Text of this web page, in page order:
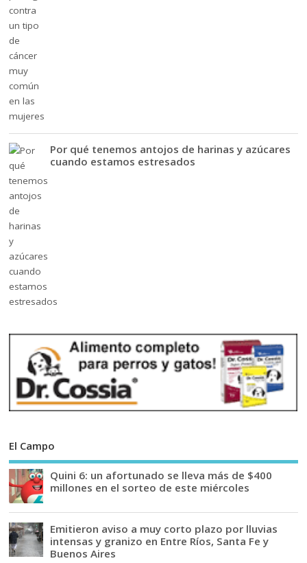
Por qué tenemos antojos de harinas y azúcares
cuando estamos estresados
El Campo
Quini 6: un afortunado se lleva más de $400
millones en el sorteo de este miércoles
Emitieron aviso a muy corto plazo por lluvias
intensas y granizo en Entre Ríos, Santa Fe y
Buenos Aires